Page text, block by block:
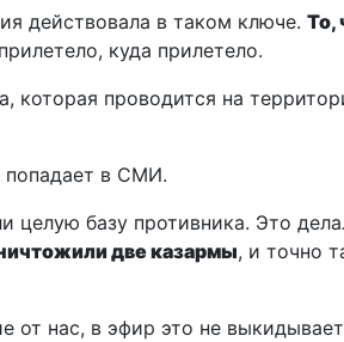
действовала в таком ключе. То,
куда прилетело.
проводится на
попадает в СМИ.
базу противника. Это
две казармы, и точно
нас, в эфир это не